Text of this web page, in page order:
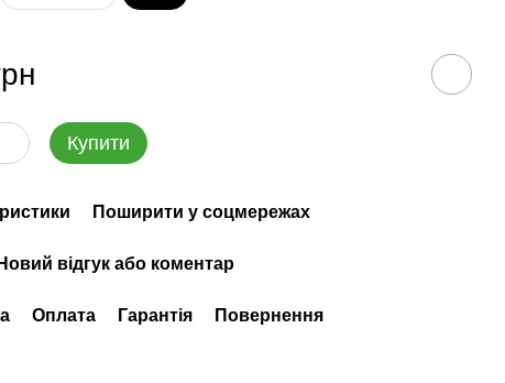
Купити
Поширити у соцмережах
Новий відгук або коментар
Оплата Гарантія Повернення